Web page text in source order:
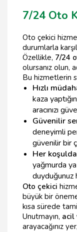
7/24 Oto
Oto çekici
durumlarla
Özellikle, 7/24
olursanız olun,
Bu hizmetlerin
Hızlı
kaza
aracınızı
Güvenilir
deneyimli
güvenilir bir
Her
yağmurda
duyduğunuz
Oto çekici
büyük bir
kısa sürede
Unutmayın, acil
arayacağınız yer,